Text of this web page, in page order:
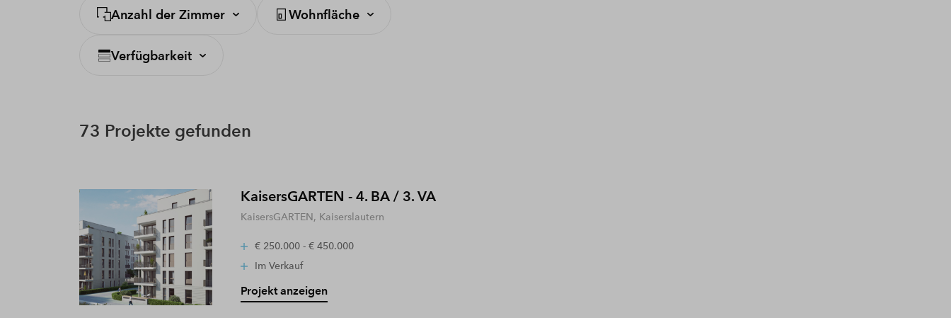
Anzahl der Zimmer Wohnfläche
Verfügbarkeit
73 Projekte gefunden
KaisersGARTEN - 4. BA / 3. VA
KaisersGARTEN, Kaiserslautern
€ 250.000 - € 450.000
Im Verkauf
Projekt anzeigen